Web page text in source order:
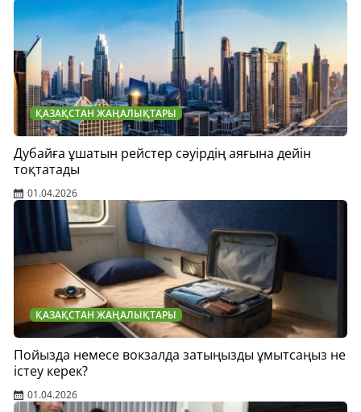
ҚАЗАҚСТАН ЖАҢАЛЫҚТАРЫ
Дубайға ұшатын рейстер сәуірдің аяғына дейін
тоқтатады
01.04.2026
ҚАЗАҚСТАН ЖАҢАЛЫҚТАРЫ
Пойызда немесе вокзалда затыңызды ұмытсаңыз не
істеу керек?
01.04.2026